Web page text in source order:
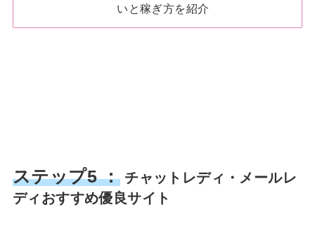
いと稼ぎ方を紹介
ステップ5 ：チャットレディ・メールレ
ディおすすめ優良サイト